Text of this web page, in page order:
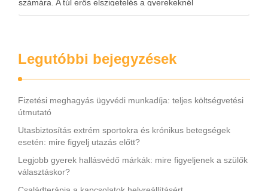
számára. A túl erős elszigetelés a gyerekeknél
kényelmetlenséget, félelmet vagy dezorientáltságot is
Legutóbbi bejegyzések
Fizetési meghagyás ügyvédi munkadíja: teljes költségvetési
útmutató
Utasbiztosítás extrém sportokra és krónikus betegségek
esetén: mire figyelj utazás előtt?
Legjobb gyerek hallásvédő márkák: mire figyeljenek a szülők
választáskor?